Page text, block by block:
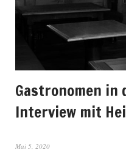
Gastronomen in
Interview mit
Mai 5, 2020